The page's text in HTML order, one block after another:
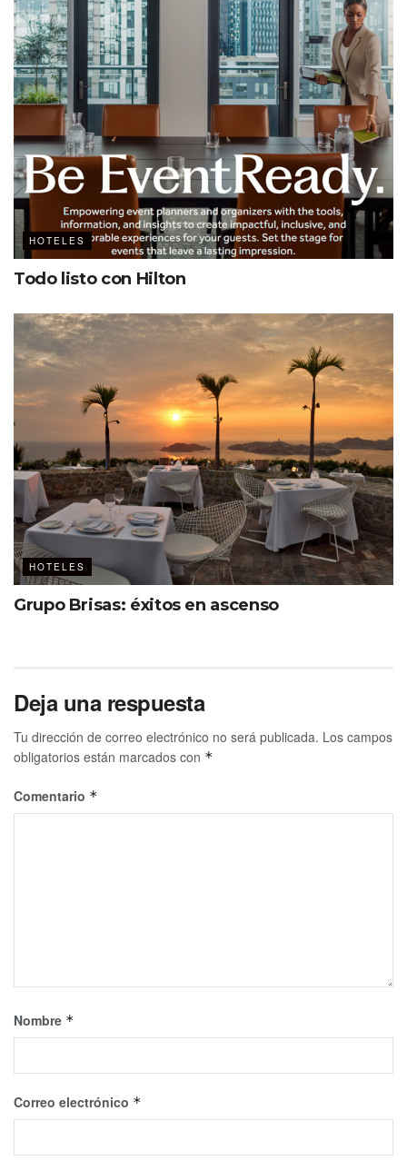
HOTELES
Todo listo con Hilton
HOTELES
Grupo Brisas: éxitos en ascenso
Deja una respuesta
Tu dirección de correo electrónico no será publicada. Los campos
obligatorios están marcados con *
Comentario *
Nombre *
Correo electrónico *